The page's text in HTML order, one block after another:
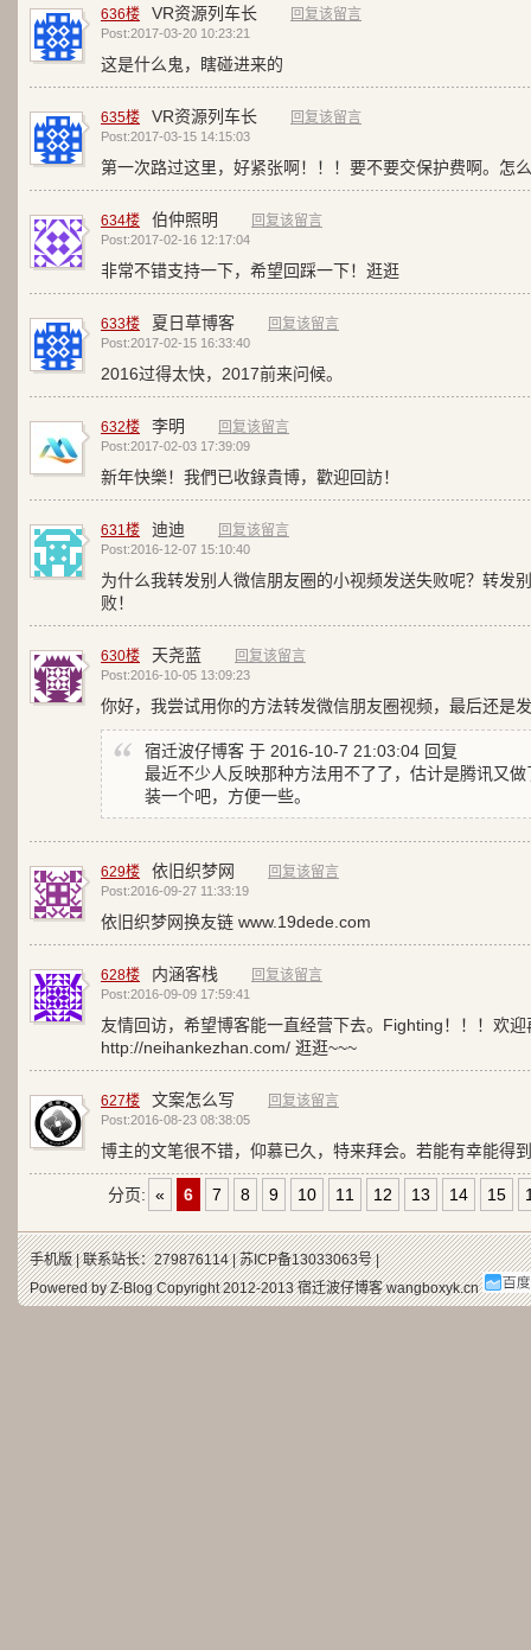
636楼 VR资源列车长 回复该留言
Post:2017-03-20 10:23:21
这是什么鬼，瞎碰进来的
635楼 VR资源列车长 回复该留言
Post:2017-03-15 14:15:03
第一次路过这里，好紧张啊！！！要不要交保护费啊。怎
634楼 伯仲照明 回复该留言
Post:2017-02-16 12:17:04
非常不错支持一下，希望回踩一下！逛逛
633楼 夏日草博客 回复该留言
Post:2017-02-15 16:33:40
2016过得太快，2017前来问候。
632楼 李明 回复该留言
Post:2017-02-03 17:39:09
新年快樂！我們已收錄貴博，歡迎回訪！
631楼 迪迪 回复该留言
Post:2016-12-07 15:10:40
为什么我转发别人微信朋友圈的小视频发送失败呢？转发
败！
630楼 天尧蓝 回复该留言
Post:2016-10-05 13:09:23
你好，我尝试用你的方法转发微信朋友圈视频，最后还是
宿迁波仔博客 于 2016-10-7 21:03:04 回复
最近不少人反映那种方法用不了了，估计是腾讯又
装一个吧，方便一些。
629楼 依旧织梦网 回复该留言
Post:2016-09-27 11:33:19
依旧织梦网换友链 www.19dede.com
628楼 内涵客栈 回复该留言
Post:2016-09-09 17:59:41
友情回访，希望博客能一直经营下去。Fighting！！！欢
http://neihankezhan.com/ 逛逛~~~
627楼 文案怎么写 回复该留言
Post:2016-08-23 08:38:05
博主的文笔很不错，仰慕已久，特来拜会。若能有幸能得
分页: « 6 7 8 9 10 11 12 13 14 15
手机版| 联系站长：279876114 |苏ICP备13033063号|
Powered by Z-Blog Copyright 2012-2013宿迁波仔博客wangboxyk.cn